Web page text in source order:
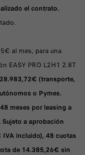
el contrato.
al mes, para una
EASY PRO L2H1 2.8T
(transporte,
o Pymes.
meses por leasing a
Sujeto a aprobación
incluido), 48 cuotas
de 14.385,26€ sin